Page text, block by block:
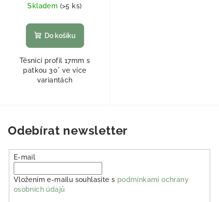
Skladem (>5 ks)
Do košíku
Těsnící profil 17mm s
patkou 30° ve více
variantách
Odebírat newsletter
E-mail
Vložením e-mailu souhlasíte s podmínkami ochrany
osobních údajů